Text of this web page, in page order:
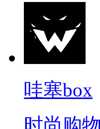
哇塞box